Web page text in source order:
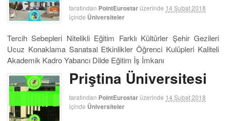
tarafından PointEurostarüzerinde 14 Şubat 2018
içinde Üniversiteler
Tercih Sebepleri Nitelikli Eğitim Farklı Kültürler Şehir Gezileri
Ucuz Konaklama Sanatsal Etkinlikler Öğrenci Kulüpleri Kaliteli
Akademik Kadro Yabancı Dilde Eğitim İş İmkanı
Priştina Üniversitesi
tarafından PointEurostarüzerinde 14 Şubat 2018
içinde Üniversiteler